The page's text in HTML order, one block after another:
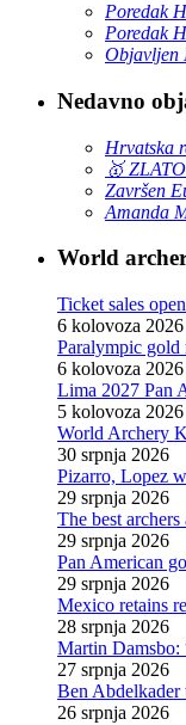
Poredak
Poredak
Objavljen
Nedavno
Hrvatska
🥇
Završen
Amanda
World
Ticket sales
6 kolovoza 2026
Paralympic gold
6 kolovoza 2026
Lima 2027 Pan
5 kolovoza 2026
World Archery
30 srpnja 2026
Pizarro, Lopez
29 srpnja 2026
The best
29 srpnja 2026
Pan American
29 srpnja 2026
Mexico retains
28 srpnja 2026
Martin Damsbo:
27 srpnja 2026
Ben
26 srpnja 2026